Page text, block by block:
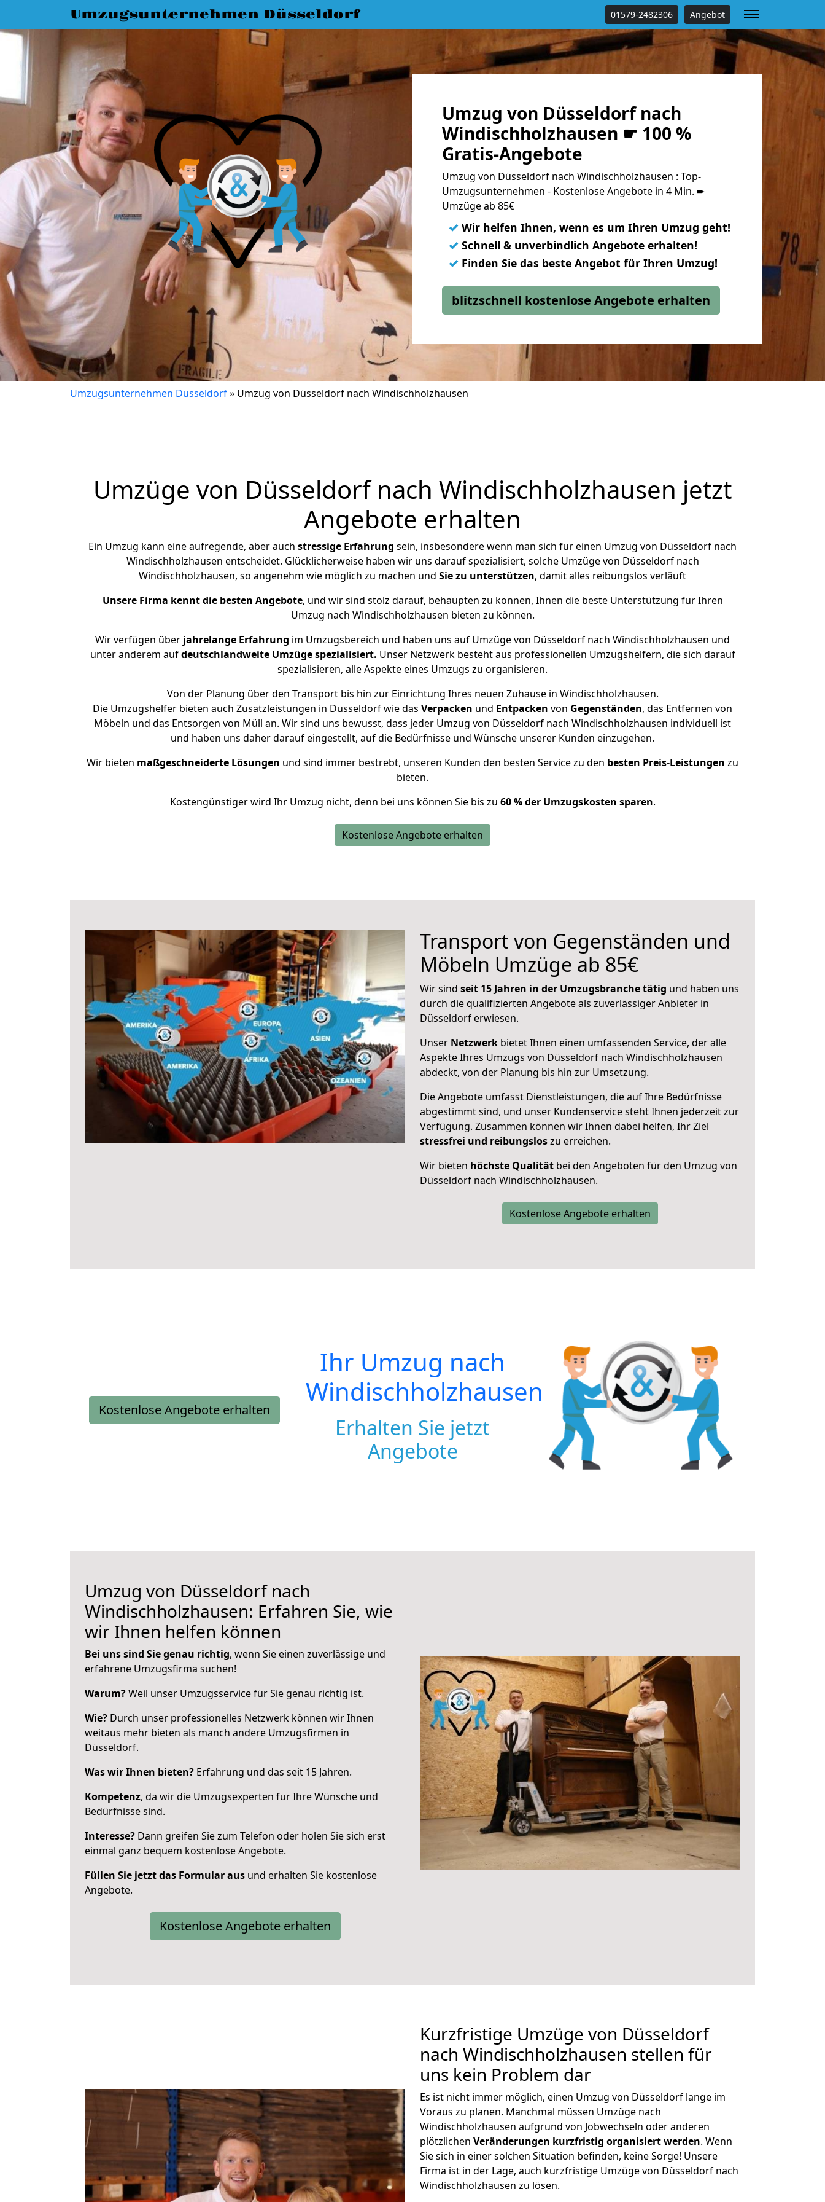
Umzugsunternehmen Düsseldorf 01579-2482306 Angebot
Umzug von Düsseldorf nach
Windischholzhausen ☛ 100 %
Gratis-Angebote
Umzug von Düsseldorf nach Windischholzhausen : Top-
Umzugsunternehmen - Kostenlose Angebote in 4 Min. ➨
Umzüge ab 85€
✓ Wir helfen Ihnen, wenn es um Ihren Umzug geht!
✓ Schnell & unverbindlich Angebote erhalten!
✓ Finden Sie das beste Angebot für Ihren Umzug!
blitzschnell kostenlose Angebote erhalten
Umzugsunternehmen Düsseldorf» Umzug von Düsseldorf nach Windischholzhausen
Umzüge von Düsseldorf nach Windischholzhausen jetzt
Angebote erhalten
Ein Umzug kann eine aufregende, aber auch stressige Erfahrung sein, insbesondere wenn man sich für einen Umzug von Düsseldorf nach
Windischholzhausen entscheidet. Glücklicherweise haben wir uns darauf spezialisiert, solche Umzüge von Düsseldorf nach
Windischholzhausen, so angenehm wie möglich zu machen und Sie zu unterstützen, damit alles reibungslos verläuft
Unsere Firma kennt die besten Angebote, und wir sind stolz darauf, behaupten zu können, Ihnen die beste Unterstützung für Ihren
Umzug nach Windischholzhausen bieten zu können.
Wir verfügen über jahrelange Erfahrung im Umzugsbereich und haben uns auf Umzüge von Düsseldorf nach Windischholzhausen und
unter anderem aufdeutschlandweite Umzüge spezialisiert. Unser Netzwerk besteht aus professionellen Umzugshelfern, die sich darauf
spezialisieren, alle Aspekte eines Umzugs zu organisieren.
Von der Planung über den Transport bis hin zur Einrichtung Ihres neuen Zuhause in Windischholzhausen.
Die Umzugshelfer bieten auch Zusatzleistungen in Düsseldorf wie das Verpacken und Entpacken von Gegenständen, das Entfernen von
Möbeln und das Entsorgen von Müll an. Wir sind uns bewusst, dass jeder Umzug von Düsseldorf nach Windischholzhausen individuell ist
und haben uns daher darauf eingestellt, auf die Bedürfnisse und Wünsche unserer Kunden einzugehen.
Wir bieten maßgeschneiderte Lösungen und sind immer bestrebt, unseren Kunden den besten Service zu den besten Preis-Leistungen zu
bieten.
Kostengünstiger wird Ihr Umzug nicht, denn bei uns können Sie bis zu 60 % der Umzugskosten sparen.
Kostenlose Angebote erhalten
Transport von Gegenständen und
Möbeln Umzüge ab 85€
Wir sind seit 15 Jahren in der Umzugsbranche tätig und haben uns
durch die qualifizierten Angebote als zuverlässiger Anbieter in
Düsseldorf erwiesen.
Unser Netzwerk bietet Ihnen einen umfassenden Service, der alle
Aspekte Ihres Umzugs von Düsseldorf nach Windischholzhausen
abdeckt, von der Planung bis hin zur Umsetzung.
Die Angebote umfasst Dienstleistungen, die auf Ihre Bedürfnisse
abgestimmt sind, und unser Kundenservice steht Ihnen jederzeit zur
Verfügung. Zusammen können wir Ihnen dabei helfen, Ihr Ziel
stressfrei und reibungsloszu erreichen.
Wir bieten höchste Qualität bei den Angeboten für den Umzug von
Düsseldorf nach Windischholzhausen.
Kostenlose Angebote erhalten
Kostenlose Angebote erhalten
Ihr Umzug nach
Windischholzhausen
Erhalten Sie jetzt
Angebote
Umzug von Düsseldorf nach
Windischholzhausen: Erfahren Sie, wie
wir Ihnen helfen können
Bei uns sind Sie genau richtig, wenn Sie einen zuverlässige und
erfahrene Umzugsfirma suchen!
Warum?Weil unser Umzugsservice für Sie genau richtig ist.
Wie? Durch unser professionelles Netzwerk können wir Ihnen
weitaus mehr bieten als manch andere Umzugsfirmen in
Düsseldorf.
Was wir Ihnen bieten? Erfahrung und das seit 15 Jahren.
Kompetenz, da wir die Umzugsexperten für Ihre Wünsche und
Bedürfnisse sind.
Interesse? Dann greifen Sie zum Telefon oder holen Sie sich erst
einmal ganz bequem kostenlose Angebote.
Füllen Sie jetzt das Formular aus und erhalten Sie kostenlose
Angebote.
Kostenlose Angebote erhalten
Kurzfristige Umzüge von Düsseldorf
nach Windischholzhausen stellen für
uns kein Problem dar
Es ist nicht immer möglich, einen Umzug von Düsseldorf lange im
Voraus zu planen. Manchmal müssen Umzüge nach
Windischholzhausen aufgrund von Jobwechseln oder anderen
plötzlichen Veränderungen kurzfristig organisiert werden. Wenn
Sie sich in einer solchen Situation befinden, keine Sorge! Unsere
Firma ist in der Lage, auch kurzfristige Umzüge von Düsseldorf nach
Windischholzhausen zu lösen.